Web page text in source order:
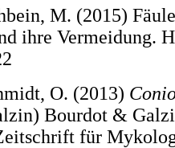
M. (2015)
ihre Vermeidung.
O. (2013)
Bourdot &
für